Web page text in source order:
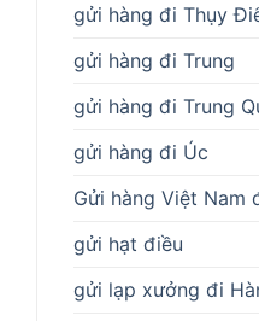
gửi hàng đi Thụy
gửi hàng đi Trung
gửi hàng đi Trung
gửi hàng đi Úc
Gửi hàng Việt Nam
gửi hạt điều
gửi lạp xưởng đi